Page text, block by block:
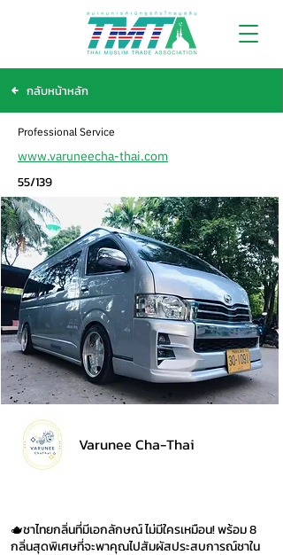
กลับหน้าหลัก
Professional Service
www.varuneecha-thai.com
55/139
Varunee Cha-Thai
🫖ชาไทยกลิ่นที่มีเอกลักษณ์ ไม่มีใครเหมือน! พร้อม 8
กลิ่นสุดพิเศษที่จะพาคุณไปสัมผัสประสบการณ์ชาใน